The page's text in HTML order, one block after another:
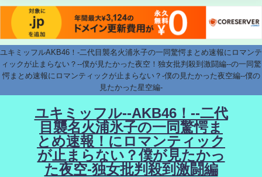
ユキミッフルAKB46！-二代目襲名火浦氷子の一同驚愕まとめ速報にロマンテ
ィックが止まらない？--僕が見たかった夜空！独女批判殺到激闘編--の一同驚
愕まとめ速報にロマンティックが止まらない？-僕の見たかった夜空編--僕の
見たかった星空編-
ユキミッフル--AKB46！--二代
目襲名火浦氷子の一同驚愕ま
とめ速報！にロマンティック
が止まらない？僕が見たかっ
た夜空-独女批判殺到激闘編